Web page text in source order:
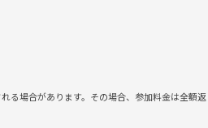
る場合があります。その場合、参加料金は全額返